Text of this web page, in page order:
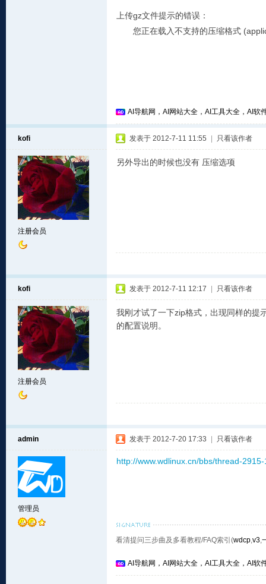
上传gz文件提示的错误：
您正在载入不支持的压缩格式
AI导航网，AI网站大全，AI工具大全，AI软
kofi
注册会员
发表于 2012-7-11 11:55 只看该作者
另外导出的时候也没有 压缩选项
kofi
注册会员
发表于 2012-7-11 12:17 只看该作者
我刚才试了一下zip格式，出现同样的提
的配置说明。
admin
管理员
发表于 2012-7-20 17:33 只看该作者
http://www.wdlinux.cn/bbs/thread-
看清提问三步曲及多看教程/FAQ索引(wdcp,v3,
AI导航网，AI网站大全，AI工具大全，AI软